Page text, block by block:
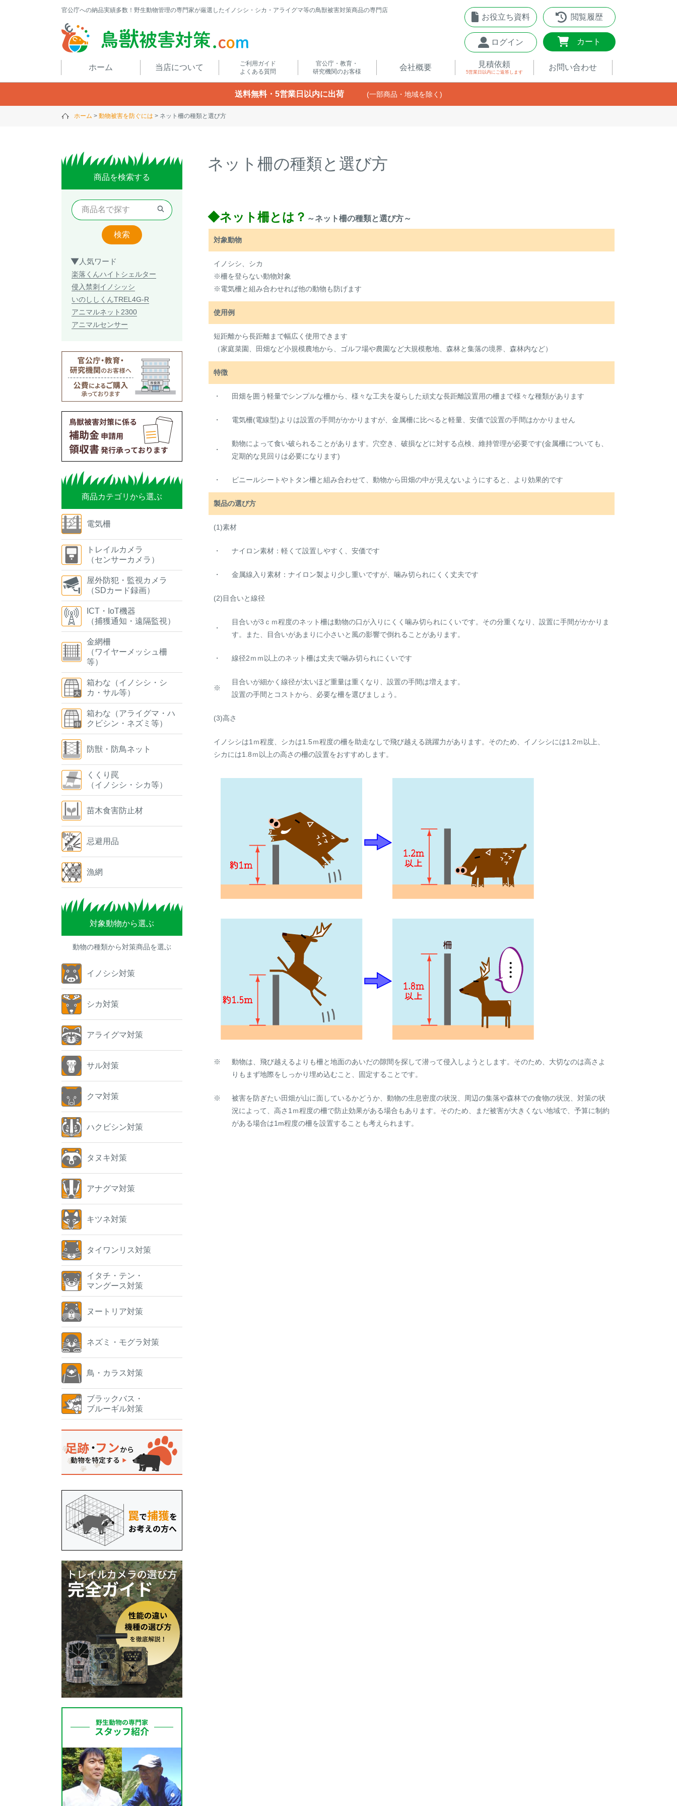
官公庁への納品実績多数！野生動物管理の専門家が厳選したイノシシ・シカ・アライグマ等の鳥獣被害対策商品の専門店
お役立ち資料 閲覧履歴
ログイン カート
ホーム 当店について
ご利用ガイド
よくある質問
官公庁・教育・
研究機関のお客様
会社概要 見積依頼
5営業日以内 にご返答します
お問い合わせ
送料無料・5営業日以内に出荷 (一部商品・地域を除く)
ホーム 動物被害を防ぐには ネット柵の種類と選び方
商品を検索する
検索
人気ワード
楽落くんハイトシェルター
侵入禁刺 イノシッシ
いのししくんTREL4G-R
アニマルネット2300
アニマルセンサー
商品カテゴリから選ぶ
電気柵
トレイルカメラ
（センサーカメラ）
屋外防犯・監視カメラ
（SDカード録画）
ICT・IoT機器
（捕獲通知・遠隔監視）
金網柵
（ワイヤーメッシュ柵
等）
箱わな（イノシシ・シ
カ・サル等）
箱わな（アライグマ・ハ
クビシン・ネズミ等）
防獣・防鳥ネット
くくり罠
（イノシシ・シカ等）
苗木食害防止材
忌避用品
漁網
対象動物から選ぶ
動物の種類から対策商品を選ぶ
イノシシ対策
シカ対策
アライグマ対策
サル対策
クマ対策
ハクビシン対策
タヌキ対策
アナグマ対策
キツネ対策
タイワンリス対策
イタチ・テン・
マングース対策
ヌートリア対策
ネズミ・モグラ対策
鳥・カラス対策
ブラックバス・
ブルーギル対策
ネット柵の種類と選び方
◆ネット柵とは？ ～ネット柵の種類と選び方～
対象動物
イノシシ、シカ
※柵を登らない動物対象
※電気柵と組み合わせれば他の動物も防げます
使用例
短距離から長距離まで幅広く使用できます
（家庭菜園、田畑など小規模農地から、ゴルフ場や農園など大規模敷地、森林と集落の境界、森林内など）
特徴
・ 田畑を囲う軽量でシンプルな柵から、様々な工夫を凝らした頑丈な長距離設置用の柵まで様々な種類があります
・ 電気柵(電線型)よりは設置の手間がかかりますが、金属柵に比べると軽量、安価で設置の手間はかかりません
・
動物によって食い破られることがあります。穴空き、破損などに対する点検、維持管理が必要です(金属柵についても、
定期的な見回りは必要になります)
・ ビニールシートやトタン柵と組み合わせて、動物から田畑の中が見えないようにすると、より効果的です
製品の選び方
(1)素材
・ ナイロン素材：軽くて設置しやすく、安価です
・ 金属線入り素材：ナイロン製より少し重いですが、噛み切られにくく丈夫です
(2)目合いと線径
・
目合いが3ｃｍ程度のネット柵は動物の口が入りにくく噛み切られにくいです。その分重くなり、設置に手間がかかりま
す。また、目合いがあまりに小さいと風の影響で倒れることがあります。
・ 線径2ｍｍ以上のネット柵は丈夫で噛み切られにくいです
※
目合いが細かく線径が太いほど重量は重くなり、設置の手間は増えます。
設置の手間とコストから、必要な柵を選びましょう。
(3)高さ
イノシシは1ｍ程度、シカは1.5ｍ程度の柵を助走なしで飛び越える跳躍力があります。そのため、イノシシには1.2ｍ以上、
シカには1.8ｍ以上の高さの柵の設置をおすすめします。
※
動物は、飛び越えるよりも柵と地面のあいだの隙間を探して潜って侵入しようとします。そのため、大切なのは高さよ
りもまず地際をしっかり埋め込むこと、固定することです。
※
被害を防ぎたい田畑が山に面しているかどうか、動物の生息密度の状況、周辺の集落や森林での食物の状況、対策の状
況によって、高さ1ｍ程度の柵で防止効果がある場合もあります。そのため、まだ被害が大きくない地域で、予算に制約
がある場合は1m程度の柵を設置することも考えられます。